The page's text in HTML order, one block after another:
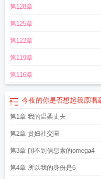
夜的你和谁在一起
歌词你是谁我是
夜你为谁醉歌曲
人烈治今夜你是谁的爱人 剧透 今
今夜我是谁
第128章
第125章
第122章
第119章
第116章
今夜的你是否想起我原唱
第1章 我的温柔丈夫
第2章 贵妇社交圈
第3章 闻不到信息素的omega4
第4章 所以我的身份是6